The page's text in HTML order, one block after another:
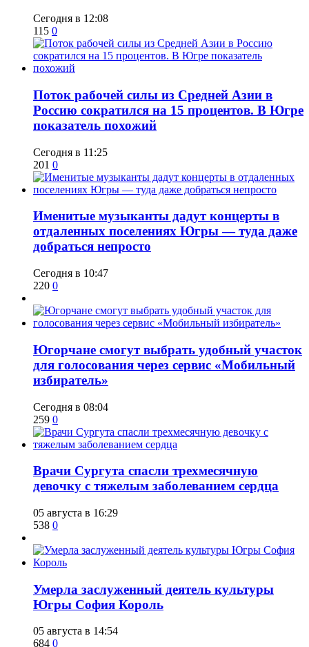
Сегодня в 12:08
115 0
Поток рабочей силы из Средней Азии в
Россию сократился на 15 процентов. В Югре
показатель похожий
Сегодня в 11:25
201 0
Именитые музыканты дадут концерты в
отдаленных поселениях Югры — туда даже
добраться непросто
Сегодня в 10:47
220 0
Югорчане смогут выбрать удобный участок
для голосования через сервис «Мобильный
избиратель»
Сегодня в 08:04
259 0
​Врачи Сургута спасли трехмесячную
девочку с тяжелым заболеванием сердца
05 августа в 16:29
538 0
​Умерла заслуженный деятель культуры
Югры София Король
05 августа в 14:54
684 0